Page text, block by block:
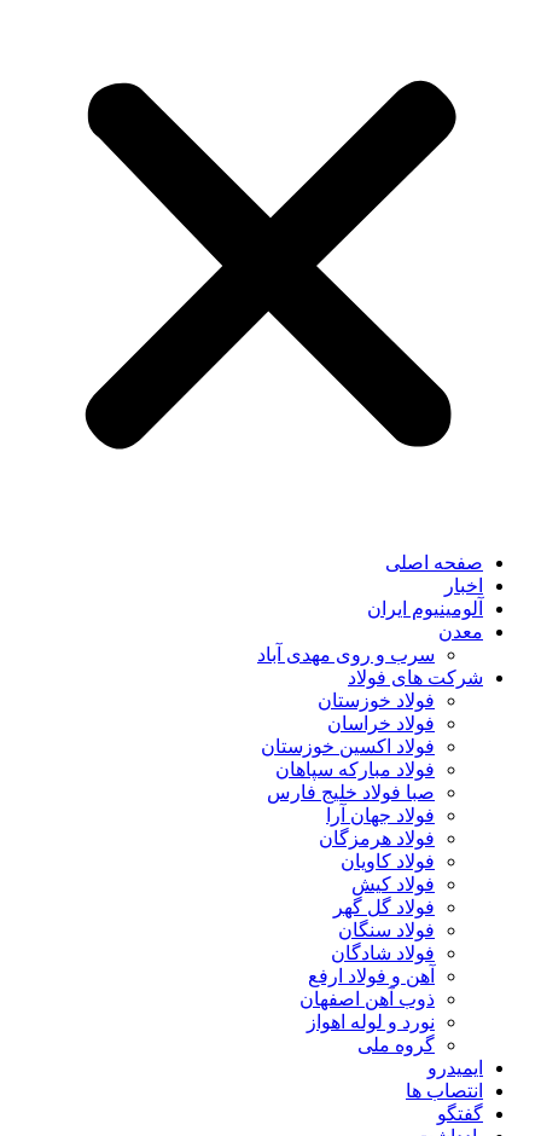
صفحه اصلی
اخبار
آلومینیوم ایران
معدن
سرب و روی مهدی آباد
شرکت های فولاد
فولاد خوزستان
فولاد خراسان
فولاد اکسین خوزستان
فولاد مبارکه سپاهان
صبا فولاد خلیج فارس
فولاد جهان آرا
فولاد هرمزگان
فولاد کاویان
فولاد کیش
فولاد گل گهر
فولاد سنگان
فولاد شادگان
آهن و فولاد ارفع
ذوب آهن اصفهان
نورد و لوله اهواز
گروه ملی
ایمیدرو
انتصاب ها
گفتگو